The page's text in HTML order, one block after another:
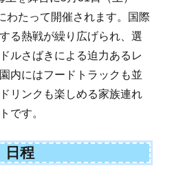
わたって開催されます。国際
る熱戦が繰り広げられ、選
ルさばきによる迫力あるレ
内にはフードトラックも並
リンクも楽しめる家族連れ
です。
日程